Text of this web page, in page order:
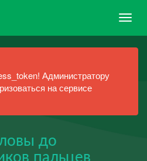
Администратору
на сервисе
до
пальцев